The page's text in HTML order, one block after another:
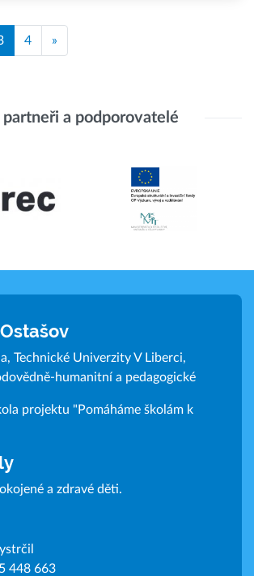
4 »
partneři a podporovatelé
Technické Univerzity V Liberci,
humanitní a pedagogické
projektu "Pomáháme školám k
a zdravé děti.
448 663